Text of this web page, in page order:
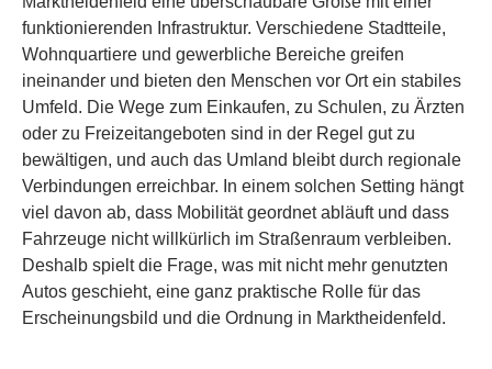
funktionierenden Infrastruktur. Verschiedene Stadtteile,
Wohnquartiere und gewerbliche Bereiche greifen
ineinander und bieten den Menschen vor Ort ein stabiles
Umfeld. Die Wege zum Einkaufen, zu Schulen, zu Ärzten
oder zu Freizeitangeboten sind in der Regel gut zu
bewältigen, und auch das Umland bleibt durch regionale
Verbindungen erreichbar. In einem solchen Setting hängt
viel davon ab, dass Mobilität geordnet abläuft und dass
Fahrzeuge nicht willkürlich im Straßenraum verbleiben.
Deshalb spielt die Frage, was mit nicht mehr genutzten
Autos geschieht, eine ganz praktische Rolle für das
Erscheinungsbild und die Ordnung in Marktheidenfeld.